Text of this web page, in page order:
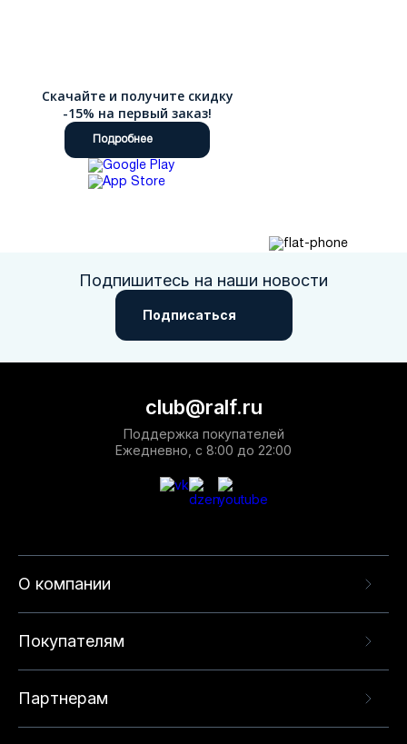
Скачайте и получите скидку
-15% на первый заказ!
Подробнее
Подпишитесь на наши новости
Подписаться
О компании
Покупателям
Партнерам
club@ralf.ru
Поддержка покупателей
Ежедневно, с 8:00 до 22:00